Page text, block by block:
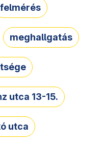
felmérés
meghallgatás
utca 13-15.
utca